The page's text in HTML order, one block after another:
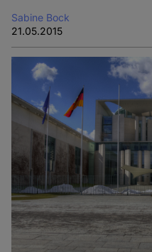
Sabine Bock
21.05.2015